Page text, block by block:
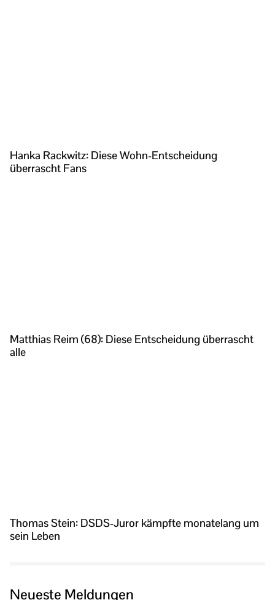
Hanka Rackwitz: Diese Wohn-Entscheidung
überrascht Fans
Matthias Reim (68): Diese Entscheidung überrascht
alle
Thomas Stein: DSDS-Juror kämpfte monatelang um
sein Leben
Neueste Meldungen